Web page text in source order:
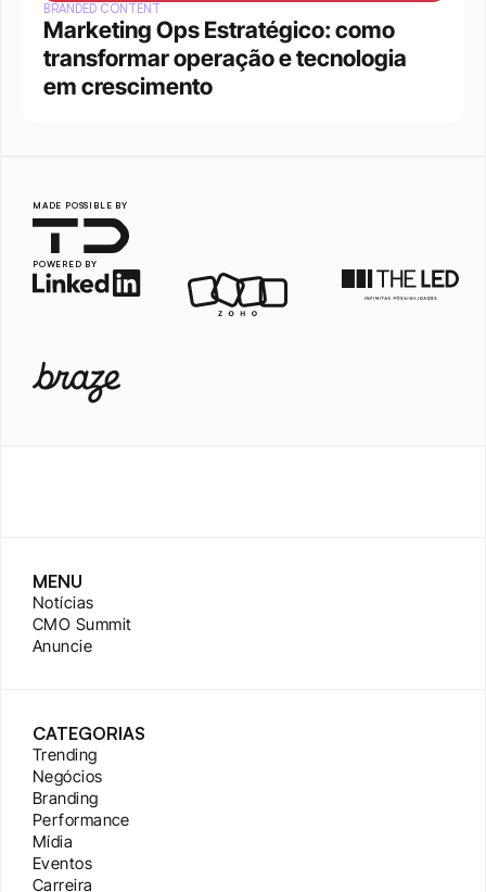
BRANDED CONTENT
Marketing Ops Estratégico: como
transformar operação e tecnologia
em crescimento
MADE POSSIBLE BY
POWERED BY
MENU
Notícias
CMO Summit
Anuncie
CATEGORIAS
Trending
Negócios
Branding
Performance
Mídia
Eventos
Carreira